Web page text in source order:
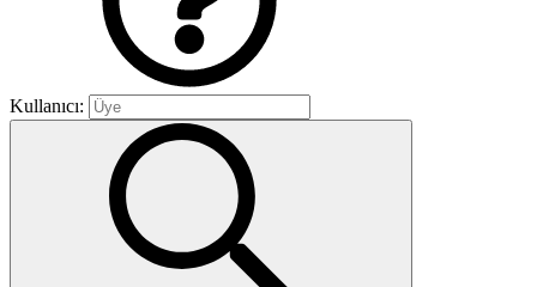
Kullanıcı: